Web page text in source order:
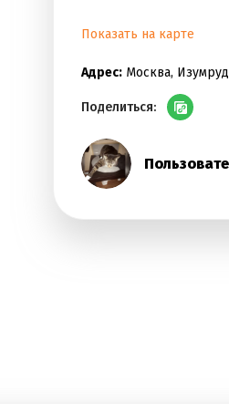
Показать на карте
Адрес: Москва,
Поделиться: